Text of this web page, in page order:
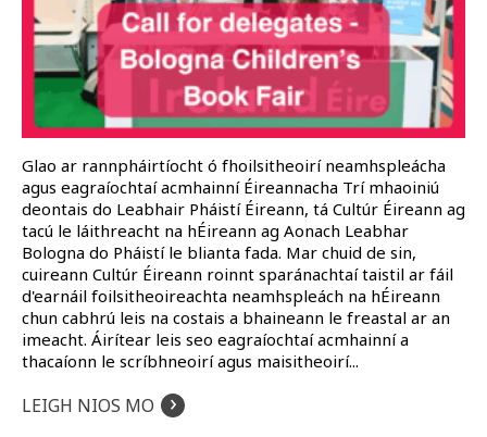
Glao ar rannpháirtíocht ó fhoilsitheoirí neamhspleácha
agus eagraíochtaí acmhainní Éireannacha Trí mhaoiniú
deontais do Leabhair Pháistí Éireann, tá Cultúr Éireann ag
tacú le láithreacht na hÉireann ag Aonach Leabhar
Bologna do Pháistí le blianta fada. Mar chuid de sin,
cuireann Cultúr Éireann roinnt sparánachtaí taistil ar fáil
d'earnáil foilsitheoireachta neamhspleách na hÉireann
chun cabhrú leis na costais a bhaineann le freastal ar an
imeacht. Áirítear leis seo eagraíochtaí acmhainní a
thacaíonn le scríbhneoirí agus maisitheoirí...
LEIGH NIOS MO ›